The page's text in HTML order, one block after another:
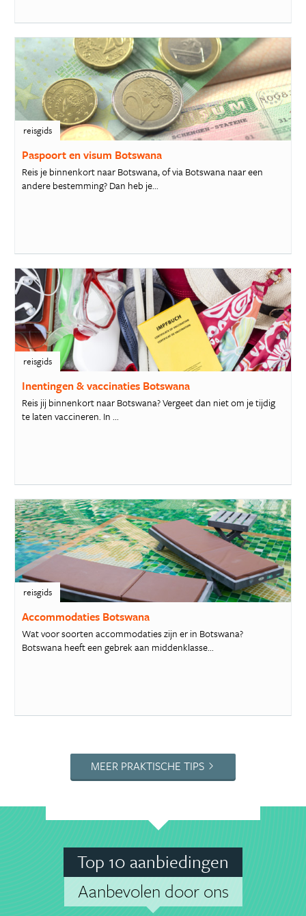
reisgids
Paspoort en visum Botswana
Reis je binnenkort naar Botswana, of via Botswana naar een
andere bestemming? Dan heb je...
reisgids
Inentingen & vaccinaties Botswana
Reis jij binnenkort naar Botswana? Vergeet dan niet om je tijdig
te laten vaccineren. In ...
reisgids
Accommodaties Botswana
Wat voor soorten accommodaties zijn er in Botswana?
Botswana heeft een gebrek aan middenklasse...
MEER PRAKTISCHE TIPS
Top 10 aanbiedingen
Aanbevolen door ons